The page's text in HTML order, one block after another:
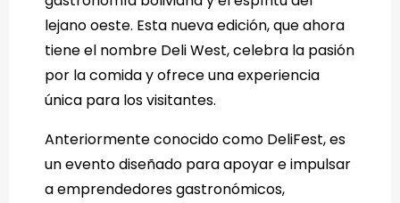
lejano oeste. Esta nueva edición, que ahora
tiene el nombre Deli West, celebra la pasión
por la comida y ofrece una experiencia
única para los visitantes.
Anteriormente conocido como DeliFest, es
un evento diseñado para apoyar e impulsar
a emprendedores gastronómicos,